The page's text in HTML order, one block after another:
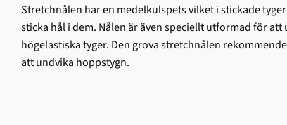
Stretchnålen har en medelkulspets vilket i stickade
sticka hål i dem. Nålen är även speciellt utformad för
högelastiska tyger. Den grova stretchnålen
att undvika hoppstygn.